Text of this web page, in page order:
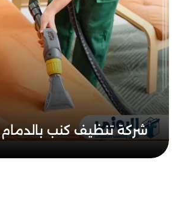
شركة تنظيف كنب بالدمام